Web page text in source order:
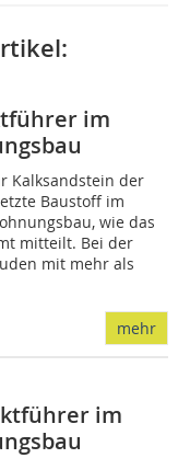
im
Kalksandstein der
Baustoff im
wie das
mitteilt. Bei der
mit mehr als
mehr
im